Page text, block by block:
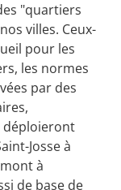
"quartiers
villes. Ceux-
pour les
les normes
par des
déploieront
Josse à
à
de base de